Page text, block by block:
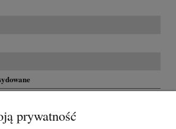
terenie Polski dla zakupów powyżej 300,00
prywatność